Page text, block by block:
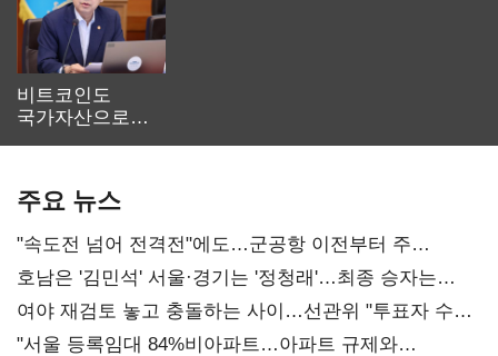
비트코인도
국가자산으로…'
주요 뉴스
"속도전 넘어 전격전"에도…군공항 이전부터 주
52시간까지 '뇌관'
호남은 '김민석' 서울·경기는 '정청래'…최종 승자는
'안갯속'
여야 재검토 놓고 충돌하는 사이…선관위 "투표자 수
오차 당연"
"서울 등록임대 84%비아파트…아파트 규제와